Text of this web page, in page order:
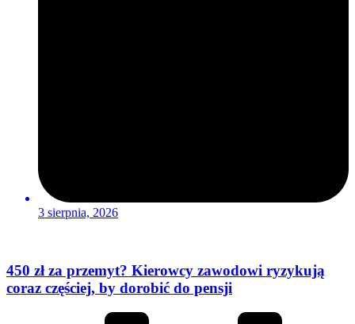
3 sierpnia, 2026
450 zł za przemyt? Kierowcy zawodowi ryzykują
coraz częściej, by dorobić do pensji